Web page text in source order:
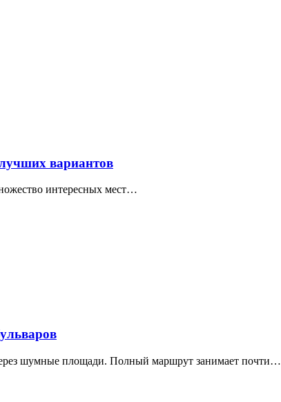
вариантов
интересных мест…
шумные площади. Полный маршрут занимает почти…